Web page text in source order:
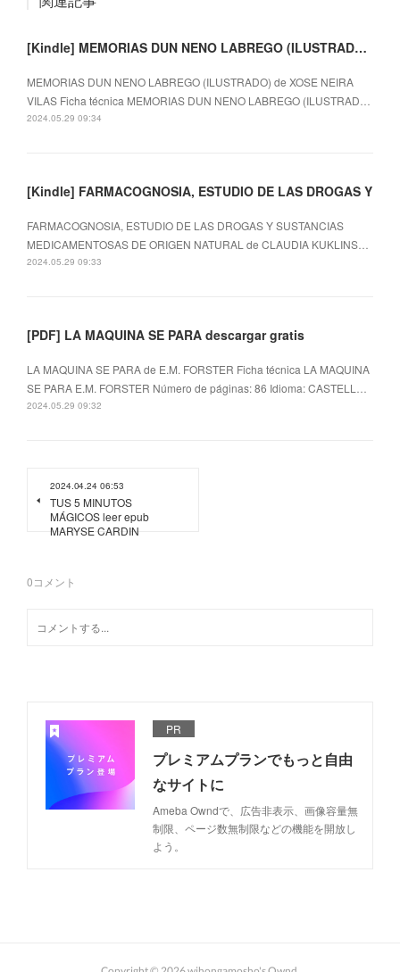
[Kindle] MEMORIAS DUN NENO LABREGO (ILUSTRADO) descargar gratis
MEMORIAS DUN NENO LABREGO (ILUSTRADO) de XOSE NEIRA
VILAS Ficha técnica MEMORIAS DUN NENO LABREGO (ILUSTRAD…
2024.05.29 09:34
[Kindle] FARMACOGNOSIA, ESTUDIO DE LAS DROGAS Y
FARMACOGNOSIA, ESTUDIO DE LAS DROGAS Y SUSTANCIAS
MEDICAMENTOSAS DE ORIGEN NATURAL de CLAUDIA KUKLINS…
2024.05.29 09:33
[PDF] LA MAQUINA SE PARA descargar gratis
LA MAQUINA SE PARA de E.M. FORSTER Ficha técnica LA MAQUINA
SE PARA E.M. FORSTER Número de páginas: 86 Idioma: CASTELL…
2024.05.29 09:32
2024.04.24 06:53
TUS 5 MINUTOS
MÁGICOS leer epub
MARYSE CARDIN
0コメント
PR
プレミアムプランでもっと自由
なサイトに
Ameba Owndで、広告非表示、画像容量無
制限、ページ数無制限などの機能を開放し
よう。